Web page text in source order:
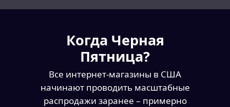
Когда Черная
Пятница?
Все интернет-магазины в США
начинают проводить масштабные
распродажи заранее – примерно